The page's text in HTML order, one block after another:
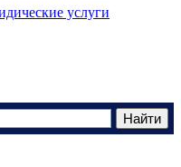
услуги